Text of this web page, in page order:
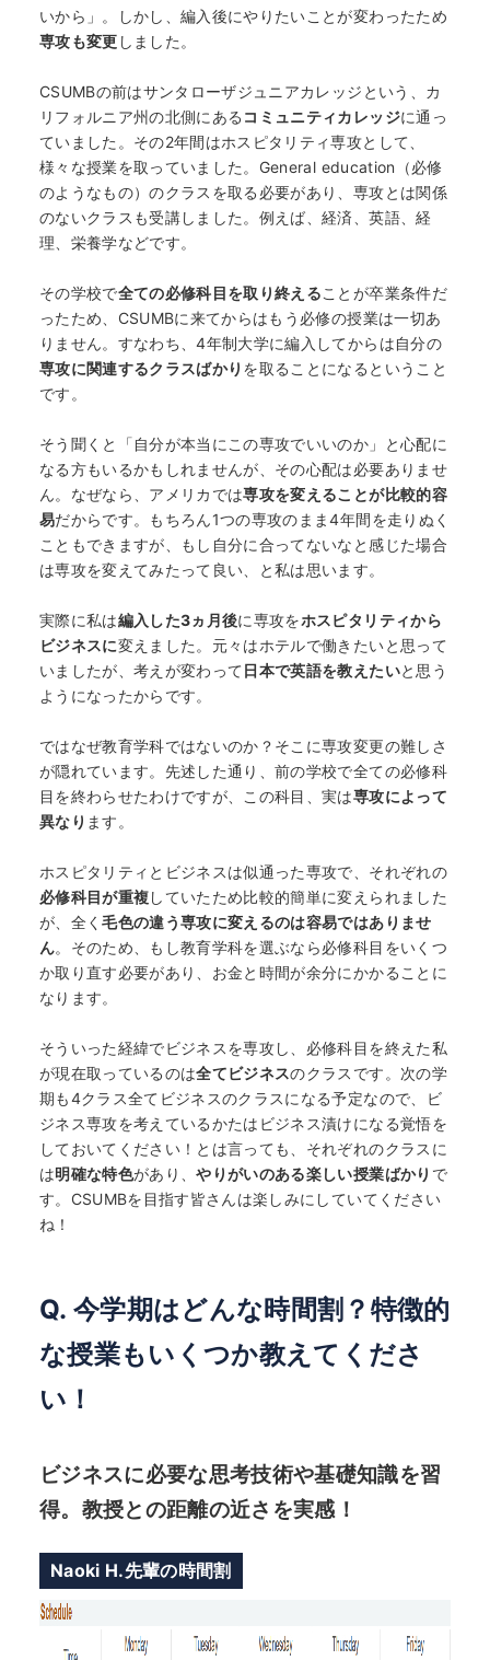
いから」。しかし、編入後にやりたいことが変わったため
専攻も変更 しました。
CSUMBの前はサンタローザジュニアカレッジという、カ
リフォルニア州の北側にある コミュニティカレッジに通っ
ていました。その2年間はホスピタリティ専攻として、
様々な授業を取っていました。General education（必修
のようなもの）のクラスを取る必要があり、専攻とは関係
のないクラスも受講しました。例えば、経済、英語、経
理、栄養学などです。
その学校で全ての必修科目を取り終えることが卒業条件だ
ったため、CSUMBに来てからはもう必修の授業は一切あ
りません。すなわち、4年制大学に編入してからは自分の
専攻に関連するクラスばかり を取ることになるということ
です。
そう聞くと「自分が本当にこの専攻でいいのか」と心配に
なる方もいるかもしれませんが、その心配は必要ありませ
ん。なぜなら、アメリカでは専攻を変えることが比較的容
易だからです。もちろん1つの専攻のまま4年間を走りぬく
こともできますが、もし自分に合ってないなと感じた場合
は専攻を変えてみたって良い、と私は思います。
実際に私は編入した3ヵ月後に専攻をホスピタリティから
ビジネスに変えました。元々はホテルで働きたいと思って
いましたが、考えが変わって日本で英語を教えたいと思う
ようになったからです。
ではなぜ教育学科ではないのか？そこに専攻変更の難しさ
が隠れています。先述した通り、前の学校で全ての必修科
目を終わらせたわけですが、この科目、実は専攻によって
異なり ます。
ホスピタリティとビジネスは似通った専攻で、それぞれの
必修科目が重複していたため比較的簡単に変えられました
が、全く毛色の違う専攻に変えるのは容易ではありませ
ん。そのため、もし教育学科を選ぶなら必修科目をいくつ
か取り直す必要があり、お金と時間が余分にかかることに
なります。
そういった経緯でビジネスを専攻し、必修科目を終えた私
が現在取っているのは全てビジネスのクラスです。次の学
期も4クラス全てビジネスのクラスになる予定なので、ビ
ジネス専攻を考えているかたはビジネス漬けになる覚悟を
しておいてください！とは言っても、それぞれのクラスに
は明確な特色があり、やりがいのある楽しい授業ばかり で
す。CSUMBを目指す皆さんは楽しみにしていてください
ね！
Q. 今学期はどんな時間割？特徴的
な授業もいくつか教えてくださ
い！
ビジネスに必要な思考技術や基礎知識を習
得。教授との距離の近さを実感！
Naoki H.先輩の時間割